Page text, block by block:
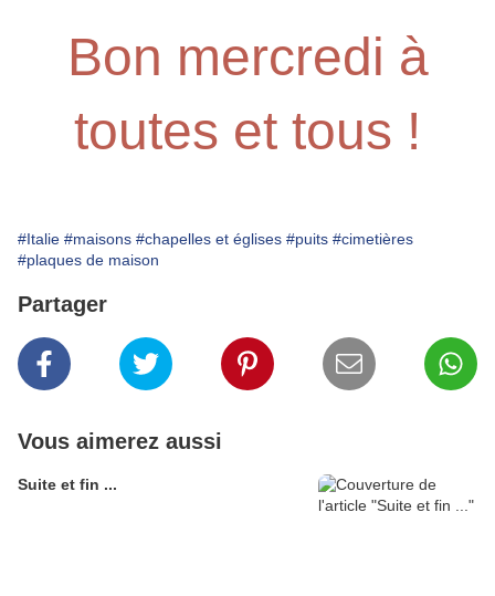
Bon mercredi à
toutes et tous !
#Italie #maisons #chapelles et églises #puits #cimetières
#plaques de maison
Partager
Vous aimerez aussi
Suite et fin ...